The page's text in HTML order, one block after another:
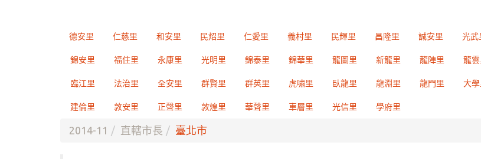
德安里 仁慈里 和安里 民炤里 仁愛里 義村里 民輝里 昌隆里 誠安里 光武
錦安里 福住里 永康里 光明里 錦泰里 錦華里 龍圖里 新龍里 龍陣里 龍雲
臨江里 法治里 全安里 群賢里 群英里 虎嘯里 臥龍里 龍淵里 龍門里 大學
建倫里 敦安里 正聲里 敦煌里 華聲里 車層里 光信里 學府里
2014-11 直轄市長 臺北市